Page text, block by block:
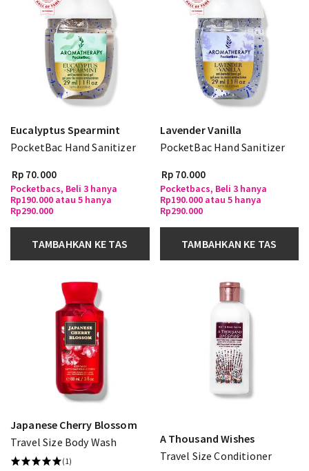
Eucalyptus Spearmint
PocketBac Hand Sanitizer
Rp 70.000
Pocketbacs, Beli 3 hanya
Rp190.000 atau 5 hanya
Rp290.000
TAMBAHKAN KE TAS
Lavender Vanilla
PocketBac Hand Sanitizer
Rp 70.000
Pocketbacs, Beli 3 hanya
Rp190.000 atau 5 hanya
Rp290.000
TAMBAHKAN KE TAS
Japanese Cherry Blossom
Travel Size Body Wash
(1)
A Thousand Wishes
Travel Size Conditioner